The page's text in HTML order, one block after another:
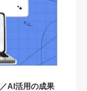
AI活用の成果